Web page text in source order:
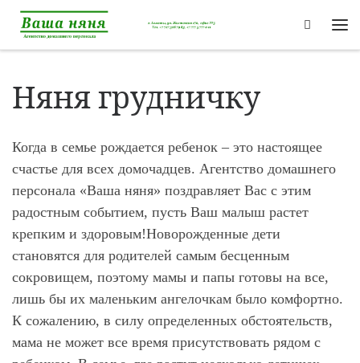
Перейти к содержимому
Search
Няня грудничку
Когда в семье рождается ребенок – это настоящее
счастье для всех домочадцев. Агентство домашнего
персонала «Ваша няня» поздравляет Вас с этим
радостным событием, пусть Ваш малыш растет
крепким и здоровым!Новорожденные дети
становятся для родителей самым бесценным
сокровищем, поэтому мамы и папы готовы на все,
лишь бы их маленьким ангелочкам было комфортно.
К сожалению, в силу определенных обстоятельств,
мама не может все время присутствовать рядом с